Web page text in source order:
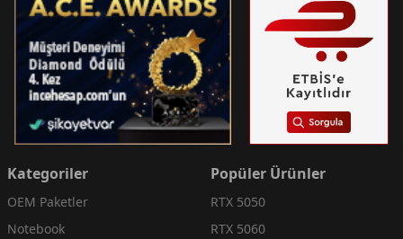
Kategoriler
OEM Paketler
Notebook
Popüler Ürünler
RTX 5050
RTX 5060